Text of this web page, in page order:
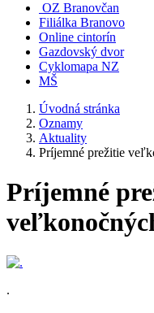
OZ Branovčan
Filiálka Branovo
Online cintorín
Gazdovský dvor
Cyklomapa NZ
MŠ
Úvodná stránka
Oznamy
Aktuality
Príjemné prežitie
Príjemné
.